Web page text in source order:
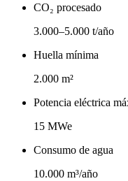
CO₂ procesado
3.000–5.000 t/año
Huella mínima
2.000 m²
Potencia eléctrica
15 MWe
Consumo de agua
10.000 m³/año